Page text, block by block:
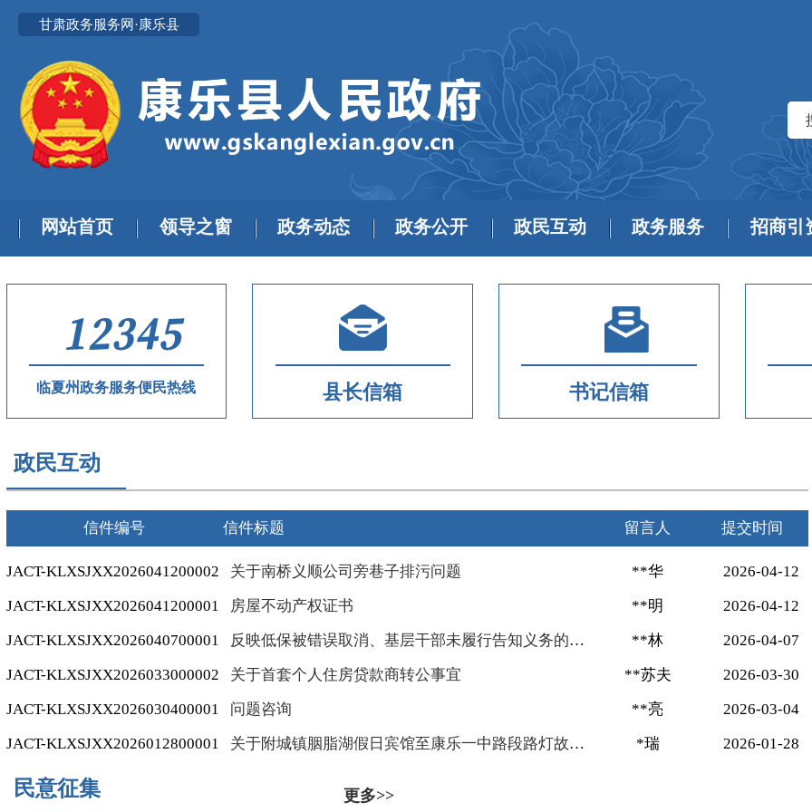
甘肃政务服务网·康乐县
网站首页 领导之窗 政务动态 政务公开 政民互动 政务服务 招商引
临夏州政务服务便民热线 县长信箱 书记信箱
政民互动
信件编号 信件标题 留言人 提交时间
JACT-KLXSJXX2026041200002 关于南桥义顺公司旁巷子排污问题 **华
2026-04-12
JACT-KLXSJXX2026041200001
房屋不动产权证书 **明
2026-04-12
JACT-KLXSJXX2026040700001
反映低保被错误取消、基层干部未履行告知义务的问题 **林
2026-04-07
JACT-KLXSJXX2026033000002
关于首套个人住房贷款商转公事宜 **苏夫
2026-03-30
JACT-KLXSJXX2026030400001
问题咨询 **亮
2026-03-04
JACT-KLXSJXX2026012800001
关于附城镇胭脂湖假日宾馆至康乐一中路段路灯故障问题 *瑞 2026-01-28
民意征集 更多>>